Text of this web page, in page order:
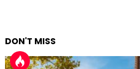
DON'T MISS